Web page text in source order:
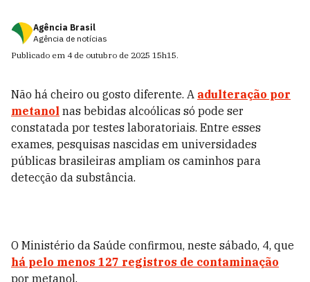
Agência Brasil
Agência de notícias
Publicado em 4 de outubro de 2025 15h15.
Não há cheiro ou gosto diferente. A adulteração por
metanol nas bebidas alcoólicas só pode ser
constatada por testes laboratoriais. Entre esses
exames, pesquisas nascidas em universidades
públicas brasileiras ampliam os caminhos para
detecção da substância.
O Ministério da Saúde confirmou, neste sábado, 4, que
há pelo menos 127 registros de contaminação
por metanol.